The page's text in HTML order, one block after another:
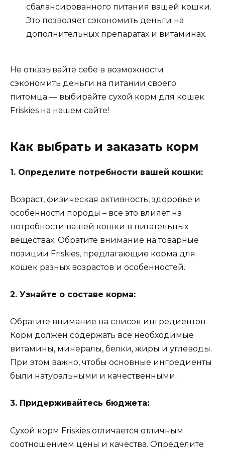
сбалансированного питания вашей кошки.
Это позволяет сэкономить деньги на
дополнительных препаратах и витаминах.
Не отказывайте себе в возможности
сэкономить деньги на питании своего
питомца — выбирайте сухой корм для кошек
Friskies на нашем сайте!
Как выбрать и заказать корм
1. Определите потребности вашей кошки:
Возраст, физическая активность, здоровье и
особенности породы – все это влияет на
потребности вашей кошки в питательных
веществах. Обратите внимание на товарные
позиции Friskies, предлагающие корма для
кошек разных возрастов и особенностей.
2. Узнайте о составе корма:
Обратите внимание на список ингредиентов.
Корм должен содержать все необходимые
витамины, минералы, белки, жиры и углеводы.
При этом важно, чтобы основные ингредиенты
были натуральными и качественными.
3. Придерживайтесь бюджета:
Сухой корм Friskies отличается отличным
соотношением цены и качества. Определите